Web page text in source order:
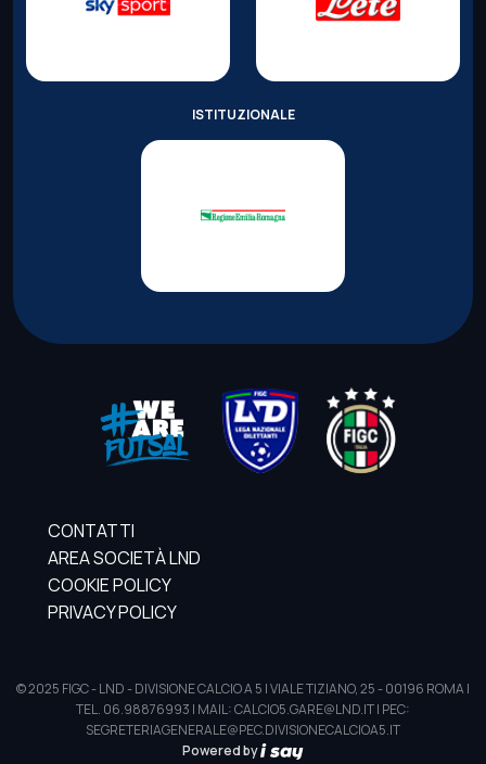
ISTITUZIONALE
CONTATTI
AREA SOCIETÀ LND
COOKIE POLICY
PRIVACY POLICY
© 2025 FIGC - LND - DIVISIONE CALCIO A 5 | VIALE TIZIANO, 25 - 00196 ROMA |
TEL. 06.98876993 | MAIL: CALCIO5.GARE@LND.IT | PEC:
SEGRETERIAGENERALE@PEC.DIVISIONECALCIOA5.IT
Powered by